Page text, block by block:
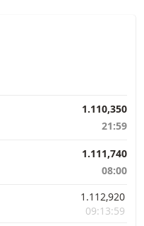
1.110,350
21:59
1.111,740
08:00
1.112,920
09:13:59